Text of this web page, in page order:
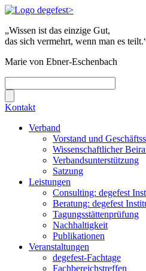
„Wissen ist das einzige Gut,
das sich vermehrt, wenn man es
Marie von Ebner-Eschenbach
Kontakt
Verband
Vorstand und
Wissenschaftlicher
Verbandsunterstützung
Satzung
Leistungen
Consulting: degefest
Beratung: degefest
Tagungsstättenprüfung
Nachhaltigkeit
Publikationen
Veranstaltungen
degefest-Fachtage
Fachbereichstreffen